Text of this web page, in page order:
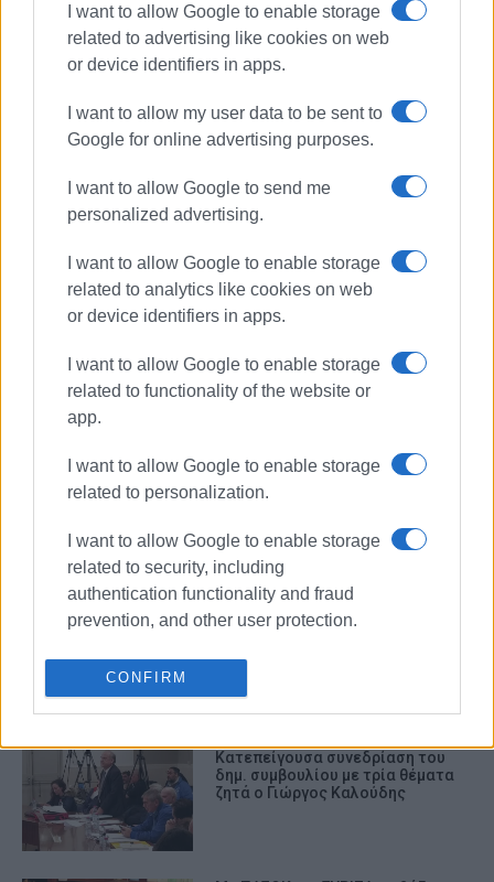
I want to allow Google to enable storage
related to advertising like cookies on web
or device identifiers in apps.
I want to allow my user data to be sent to
Google for online advertising purposes.
I want to allow Google to send me
personalized advertising.
I want to allow Google to enable storage
related to analytics like cookies on web
or device identifiers in apps.
I want to allow Google to enable storage
related to functionality of the website or
app.
I want to allow Google to enable storage
related to personalization.
I want to allow Google to enable storage
related to security, including
authentication functionality and fraud
prevention, and other user protection.
CONFIRM
Γιώργος Καλούδης υποψήφιοι
12 καθαρές θέσεις για
σάπιου πολιτικού συστήματος
Αθώος ο Γιώργος Καλούδης για το
δυσφήμισης προς Τατάκη και
Κατεπείγουσα συνεδρίαση του
δημ. συμβουλίου με τρία θέματα
ζητά ο Γιώργος Καλούδης